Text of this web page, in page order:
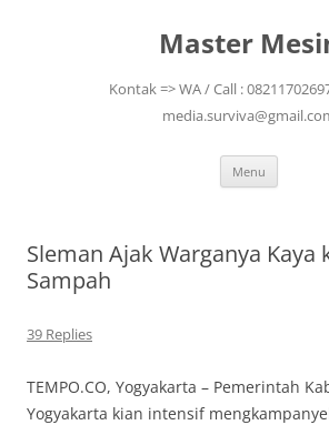
Master
Kontak => WA / Call :
Menu
Sleman Ajak Warganya Kaya
Sampah
39 Replies
TEMPO.CO, Yogyakarta – Pemerintah
Yogyakarta kian intensif